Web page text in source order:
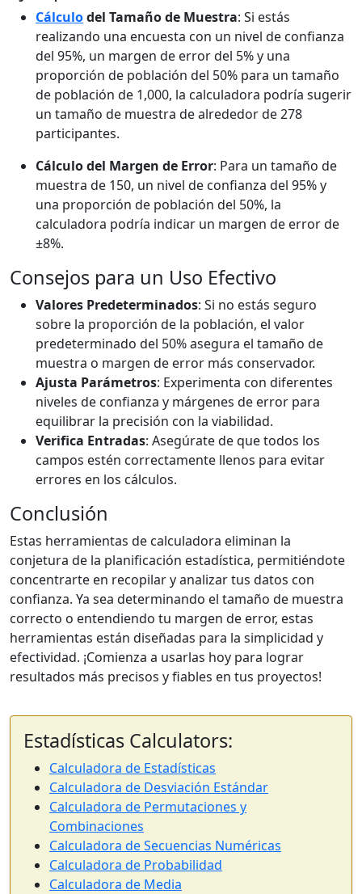
Cálculodel Tamaño de Muestra: Si estás
realizando una encuesta con un nivel de confianza
del 95%, un margen de error del 5% y una
proporción de población del 50% para un tamaño
de población de 1,000, la calculadora podría sugerir
un tamaño de muestra de alrededor de 278
participantes.
Cálculo del Margen de Error: Para un tamaño de
muestra de 150, un nivel de confianza del 95% y
una proporción de población del 50%, la
calculadora podría indicar un margen de error de
±8%.
Consejos para un Uso Efectivo
Valores Predeterminados: Si no estás seguro
sobre la proporción de la población, el valor
predeterminado del 50% asegura el tamaño de
muestra o margen de error más conservador.
Ajusta Parámetros: Experimenta con diferentes
niveles de confianza y márgenes de error para
equilibrar la precisión con la viabilidad.
Verifica Entradas: Asegúrate de que todos los
campos estén correctamente llenos para evitar
errores en los cálculos.
Conclusión
Estas herramientas de calculadora eliminan la
conjetura de la planificación estadística, permitiéndote
concentrarte en recopilar y analizar tus datos con
confianza. Ya sea determinando el tamaño de muestra
correcto o entendiendo tu margen de error, estas
herramientas están diseñadas para la simplicidad y
efectividad. ¡Comienza a usarlas hoy para lograr
resultados más precisos y fiables en tus proyectos!
Estadísticas Calculators:
Calculadora de Estadísticas
Calculadora de Desviación Estándar
Calculadora de Permutaciones y
Combinaciones
Calculadora de Secuencias Numéricas
Calculadora de Probabilidad
Calculadora de Media